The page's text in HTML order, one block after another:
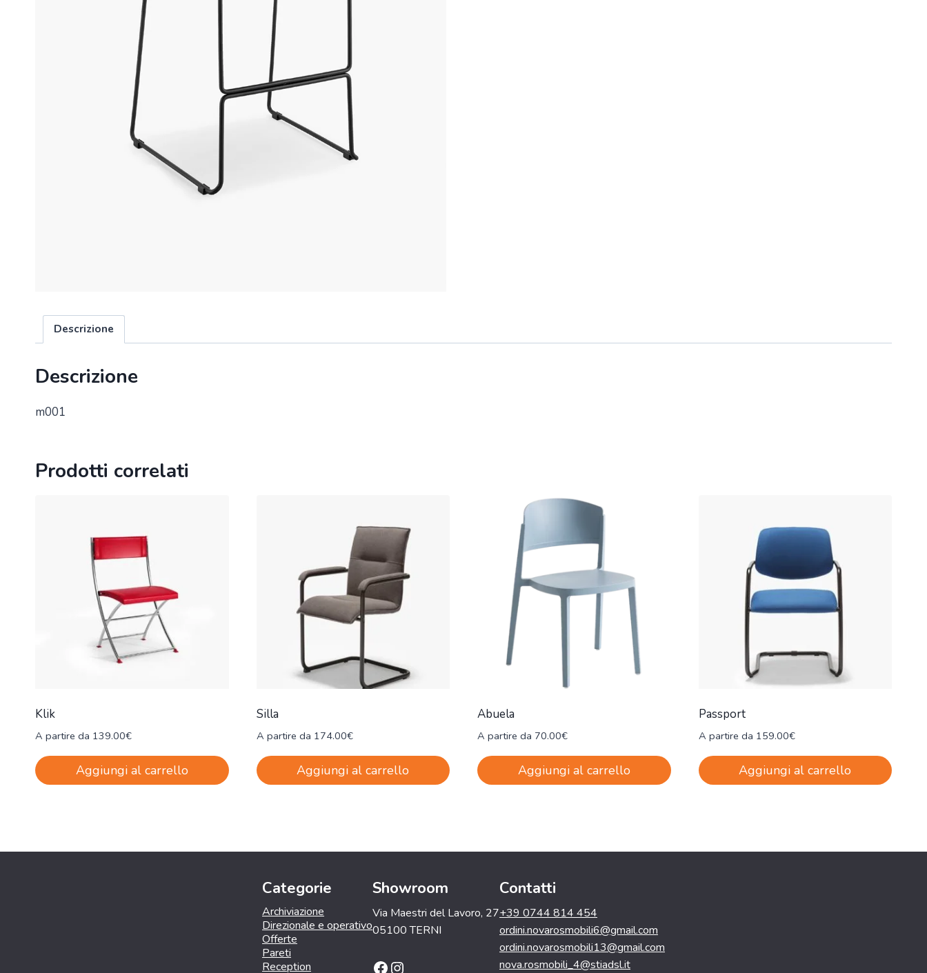
Descrizione
Descrizione
m001
Prodotti correlati
Klik
A partire da 139.00€
Aggiungi al carrello
Silla
A partire da 174.00€
Aggiungi al carrello
Abuela
A partire da 70.00€
Aggiungi al carrello
Passport
A partire da 159.00€
Aggiungi al carrello
Categorie
Archiviazione
Direzionale e operativo
Offerte
Pareti
Reception
Showroom
Via Maestri del Lavoro, 27
05100 TERNI
Facebook
Instagram
Contatti
+39 0744 814 454
ordini.novarosmobili6@gmail.com
ordini.novarosmobili13@gmail.com
nova.rosmobili_4@stiadsl.it